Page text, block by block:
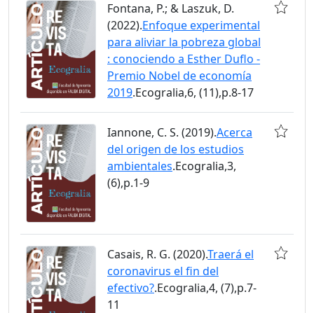
Fontana, P.; & Laszuk, D.
(2022).Enfoque experimental
para aliviar la pobreza global
: conociendo a Esther Duflo -
Premio Nobel de economía
2019.Ecogralia,6, (11),p.8-17
Iannone, C. S. (2019).Acerca
del origen de los estudios
ambientales.Ecogralia,3,
(6),p.1-9
Casais, R. G. (2020).Traerá el
coronavirus el fin del
efectivo?.Ecogralia,4, (7),p.7-
11